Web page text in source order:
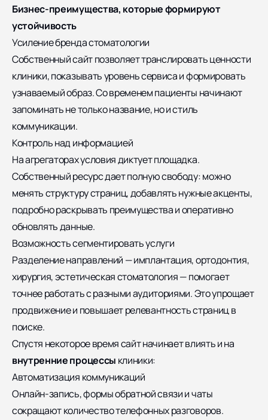
Бизнес-преимущества, которые формируют
устойчивость
Усиление бренда стоматологии
Собственный сайт позволяет транслировать ценности
клиники, показывать уровень сервиса и формировать
узнаваемый образ. Со временем пациенты начинают
запоминать не только название, но и стиль
коммуникации.
Контроль над информацией
На агрегаторах условия диктует площадка.
Собственный ресурс дает полную свободу: можно
менять структуру страниц, добавлять нужные акценты,
подробно раскрывать преимущества и оперативно
обновлять данные.
Возможность сегментировать услуги
Разделение направлений — имплантация, ортодонтия,
хирургия, эстетическая стоматология — помогает
точнее работать с разными аудиториями. Это упрощает
продвижение и повышает релевантность страниц в
поиске.
Спустя некоторое время сайт начинает влиять и на
внутренние процессы клиники:
Автоматизация коммуникаций
Онлайн-запись, формы обратной связи и чаты
сокращают количество телефонных разговоров.